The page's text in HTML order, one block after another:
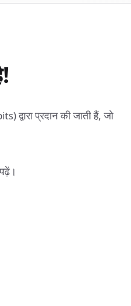
प्रदान की जाती हैं, जो